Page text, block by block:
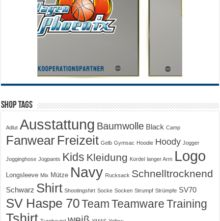
Shop Tags
Adlut Ausstattung Baumwolle Black Camp
Fanwear Freizeit Gelb Gymsac Hoodie Hoody Jogger
Jogginghose Jogpants Kids Kleidung Kordel langer Arm Logo
Longsleeve Mix Mütze Navy Rucksack Schnelltrocknend
Schwarz Shirt Shootingshirt Socke Socken Strumpf Strümpfe SV70
SV Haspe 70Team Teamware Training